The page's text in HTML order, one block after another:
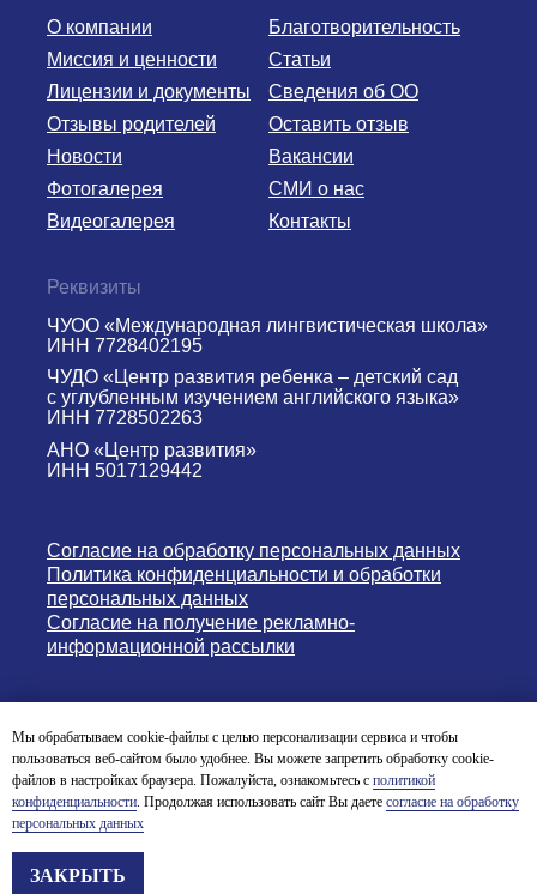
ЧУДО «Центр развития ребенка – детский сад
с углубленным изучением английского языка»
ИНН 7728502263
АНО «Центр развития»
ИНН 5017129442
ЧУОО «Международная лингвистическая школа»
ИНН 7728402195
Реквизиты
Сведения об ОО
Вакансии
Оставить отзыв
Новости
Благотворительность
Видеогалерея
Фотогалерея
О компании
Отзывы родителей
Миссия и ценности
Статьи
Лицензии и документы
СМИ о нас
Контакты
© English Nursery & Primary School 2004-2026
Согласие на обработку персональных данных
Политика конфиденциальности и обработки
персональных данных
Согласие на получение рекламно-
информационной рассылки
СПЕЦИАЛЬНОЕ ПРЕДЛОЖЕНИЕ
Мы обрабатываем cookie-файлы с целью персонализации сервиса и чтобы
пользоваться веб-сайтом было удобнее. Вы можете запретить обработку cookie-
файлов в настройках браузера. Пожалуйста, ознакомьтесь с политикой
конфиденциальности. Продолжая использовать сайт Вы даете согласие на обработку
персональных данных
ЗАКРЫТЬ